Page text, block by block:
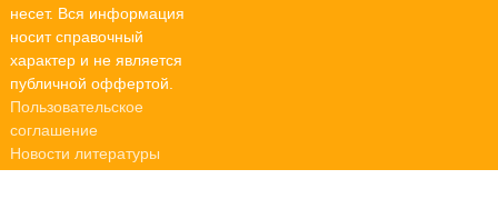
несет. Вся информация
носит справочный
характер и не является
публичной оффертой.
Пользовательское
соглашение
Новости литературы